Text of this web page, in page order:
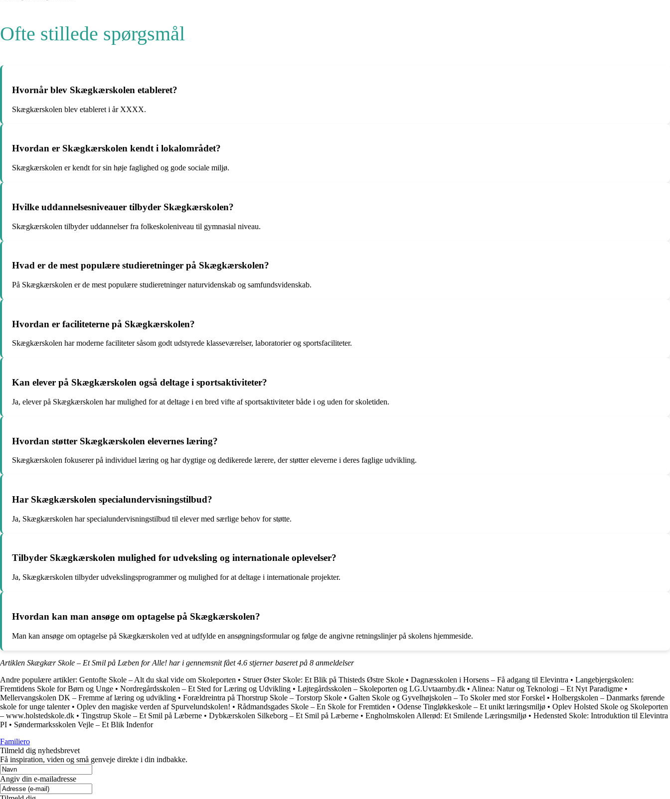
Ofte stillede spørgsmål
Hvornår blev Skægkærskolen etableret?
Skægkærskolen blev etableret i år XXXX.
Hvordan er Skægkærskolen kendt i lokalområdet?
Skægkærskolen er kendt for sin høje faglighed og gode sociale miljø.
Hvilke uddannelsesniveauer tilbyder Skægkærskolen?
Skægkærskolen tilbyder uddannelser fra folkeskoleniveau til gymnasial niveau.
Hvad er de mest populære studieretninger på Skægkærskolen?
På Skægkærskolen er de mest populære studieretninger naturvidenskab og samfundsvidenskab.
Hvordan er faciliteterne på Skægkærskolen?
Skægkærskolen har moderne faciliteter såsom godt udstyrede klasseværelser, laboratorier og sportsfaciliteter.
Kan elever på Skægkærskolen også deltage i sportsaktiviteter?
Ja, elever på Skægkærskolen har mulighed for at deltage i en bred vifte af sportsaktiviteter både i og uden for skoletiden.
Hvordan støtter Skægkærskolen elevernes læring?
Skægkærskolen fokuserer på individuel læring og har dygtige og dedikerede lærere, der støtter eleverne i deres faglige udvikling.
Har Skægkærskolen specialundervisningstilbud?
Ja, Skægkærskolen har specialundervisningstilbud til elever med særlige behov for støtte.
Tilbyder Skægkærskolen mulighed for udveksling og internationale oplevelser?
Ja, Skægkærskolen tilbyder udvekslingsprogrammer og mulighed for at deltage i internationale projekter.
Hvordan kan man ansøge om optagelse på Skægkærskolen?
Man kan ansøge om optagelse på Skægkærskolen ved at udfylde en ansøgningsformular og følge de angivne retningslinjer på skolens hjemmeside.
Artiklen Skægkær Skole – Et Smil på Læben for Alle! har i gennemsnit fået4.6 stjerner baseret på 8 anmeldelser
Andre populære artikler: Gentofte Skole – Alt du skal vide om Skoleporten • Struer Øster Skole: Et Blik på Thisteds Østre Skole • Dagnæsskolen i Horsens – Få adgang til Elevintra • Langebjergskolen:
Fremtidens Skole for Børn og Unge • Nordregårdsskolen – Et Sted for Læring og Udvikling • Løjtegårdsskolen – Skoleporten og LG.Uvtaarnby.dk • Alinea: Natur og Teknologi – Et Nyt Paradigme •
Mellervangskolen DK – Fremme af læring og udvikling • Forældreintra på Thorstrup Skole – Torstorp Skole • Galten Skole og Gyvelhøjskolen – To Skoler med stor Forskel • Holbergskolen – Danmarks førende
skole for unge talenter• Oplev den magiske verden af Spurvelundskolen! • Rådmandsgades Skole – En Skole for Fremtiden • Odense Tingløkkeskole – Et unikt læringsmiljø • Oplev Holsted Skole og Skoleporten
– www.holstedskole.dk • Tingstrup Skole – Et Smil på Læberne • Dybkærskolen Silkeborg – Et Smil på Læberne • Engholmskolen Allerød: Et Smilende Læringsmiljø • Hedensted Skole: Introduktion til Elevintra
PI • Søndermarksskolen Vejle – Et Blik Indenfor
Familiero
Tilmeld dig nyhedsbrevet
Få inspiration, viden og små genveje direkte i din indbakke.
Angiv din e-mailadresse